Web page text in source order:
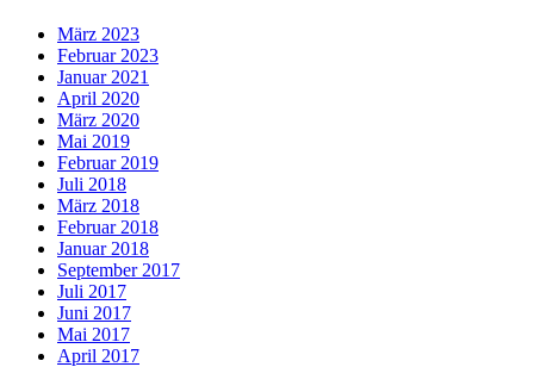
März 2023
Februar 2023
Januar 2021
April 2020
März 2020
Mai 2019
Februar 2019
Juli 2018
März 2018
Februar 2018
Januar 2018
September 2017
Juli 2017
Juni 2017
Mai 2017
April 2017